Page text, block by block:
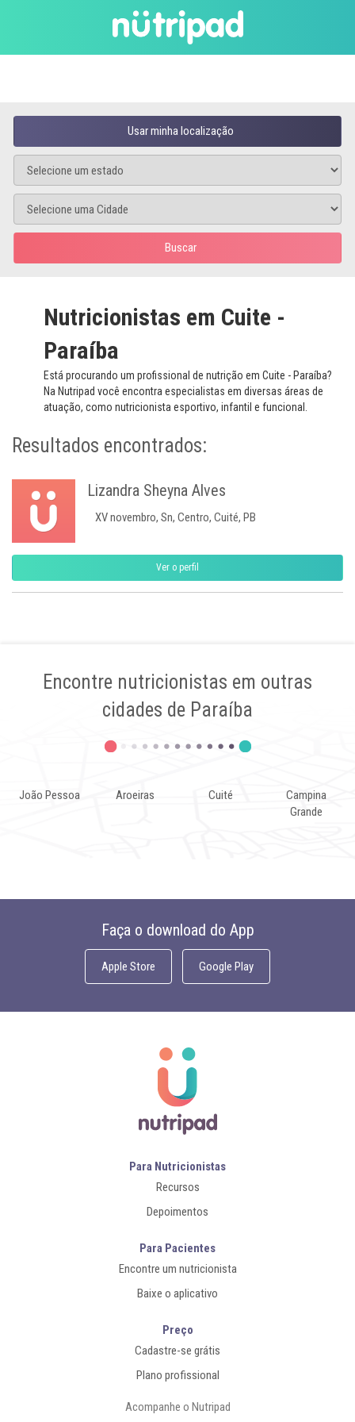
Usar minha localização
Buscar
Nutricionistas em Cuite -
Paraíba
Está procurando um profissional de nutrição em Cuite - Paraíba?
Na Nutripad você encontra especialistas em diversas áreas de
atuação, como nutricionista esportivo, infantil e funcional.
Resultados encontrados:
Lizandra Sheyna Alves
XV novembro, Sn, Centro, Cuité, PB
Ver o perfil
Encontre nutricionistas em outras
cidades de Paraíba
João Pessoa Aroeiras Cuité
Campina
Grande
Faça o download do App
Apple Store Google Play
Para Nutricionistas
Recursos
Depoimentos
Para Pacientes
Encontre um nutricionista
Baixe o aplicativo
Preço
Cadastre-se grátis
Plano profissional
Acompanhe o Nutripad